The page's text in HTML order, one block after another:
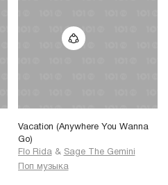
Vacation (Anywhere You Wanna
Go)
Flo Rida & Sage The Gemini
Поп музыка